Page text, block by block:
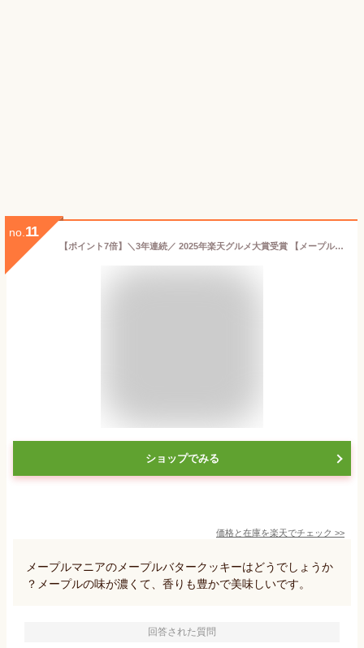
no. 11
【ポイント7倍】＼3年連続／ 2025年楽天グルメ大賞受賞 【メープルバタークッキー9枚入】ザ・メープルマニア お菓子 ギフト 詰め合わせ 個包装 クッキー ラングドシャ 焼き菓子 洋菓子 プレゼント 内祝 お返し お祝 退職 お中元 御中元 夏ギフト 暑中見舞い
ショップでみる
価格と在庫を楽天でチェック >>
メープルマニアのメープルバタークッキーはどうでしょうか
？メープルの味が濃くて、香りも豊かで美味しいです。
回答された質問